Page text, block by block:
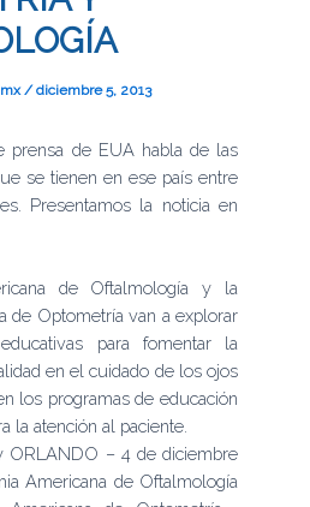
/diciembre 5, 2013
prensa de EUA habla de las
se tienen en ese país entre
Presentamos la noticia en
de Oftalmología y la
de Optometría van a explorar
para fomentar la
en el cuidado de los ojos
los programas de educación
la atención al paciente.
ORLANDO – 4 de diciembre
Americana de Oftalmología